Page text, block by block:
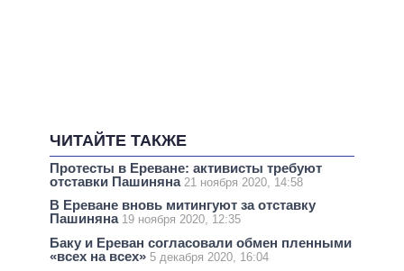
ЧИТАЙТЕ ТАКЖЕ
Протесты в Ереване: активисты требуют
отставки Пашиняна 21 ноября 2020, 14:58
В Ереване вновь митингуют за отставку
Пашиняна 19 ноября 2020, 12:35
Баку и Ереван согласовали обмен пленными
«всех на всех» 5 декабря 2020, 16:04